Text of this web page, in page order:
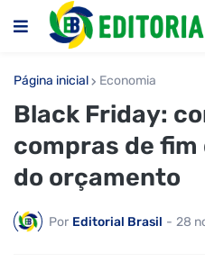
Página inicial Economia
Black Friday:
compras de fim
do orçamento
Por Editorial Brasil - 28